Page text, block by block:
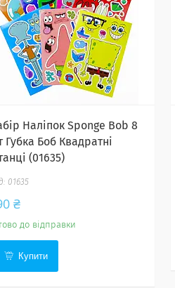
Наліпок Sponge Bob 8
Губка Боб Квадратні
(01635)
01635
₴
до відправки
Купити